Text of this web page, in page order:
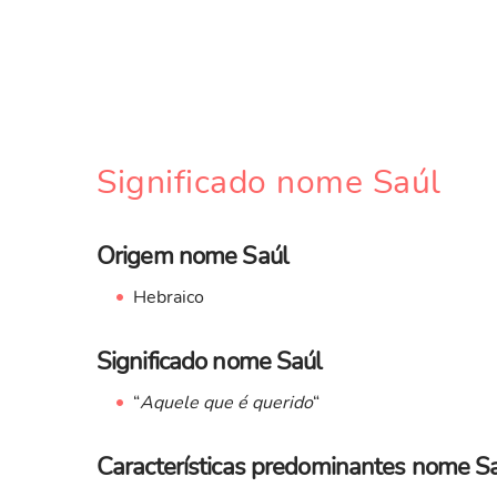
Significado nome Saúl
Origem nome Saúl
Hebraico
Significado nome Saúl
“Aquele que é querido“
Características predominantes nome